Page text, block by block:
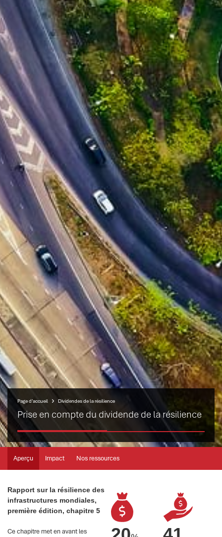
Page d’accueil Dividendes de la résilience
Prise en compte du dividende de la résilience
Aperçu Impact Nos ressources
Rapport sur la résilience des
infrastructures mondiales,
première édition, chapitre 5
Ce chapitre met en avant les